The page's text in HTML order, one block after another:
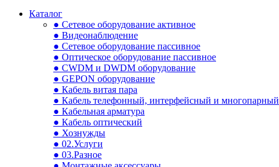
Каталог
● Сетевое оборудование активное
● Видеонаблюдение
● Сетевое оборудование пассивное
● Оптическое оборудование пассивное
● CWDM и DWDM оборудование
● GEPON оборудование
● Кабель витая пара
● Кабель телефонный, интерфейсный и многопарный
● Кабельная арматура
● Кабель оптический
● Хознужды
● 02.Услуги
● 03.Разное